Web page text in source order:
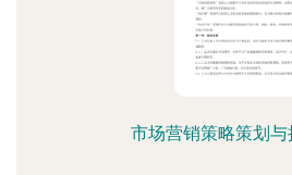
市场营销策略策划与